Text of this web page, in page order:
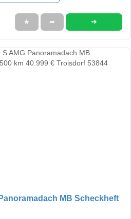
★ ➦ ➜
MB Scheckheft